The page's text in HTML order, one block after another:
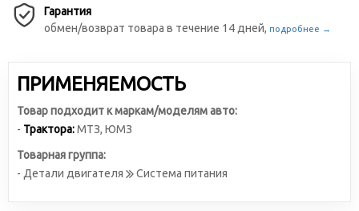
Гарантия
обмен/возврат товара в течение 14 дней, подробнее →
ПРИМЕНЯЕМОСТЬ
Товар подходит к маркам/моделям авто:
- Трактора:МТЗ, ЮМЗ
Товарная группа:
- Детали двигателя
Система питания